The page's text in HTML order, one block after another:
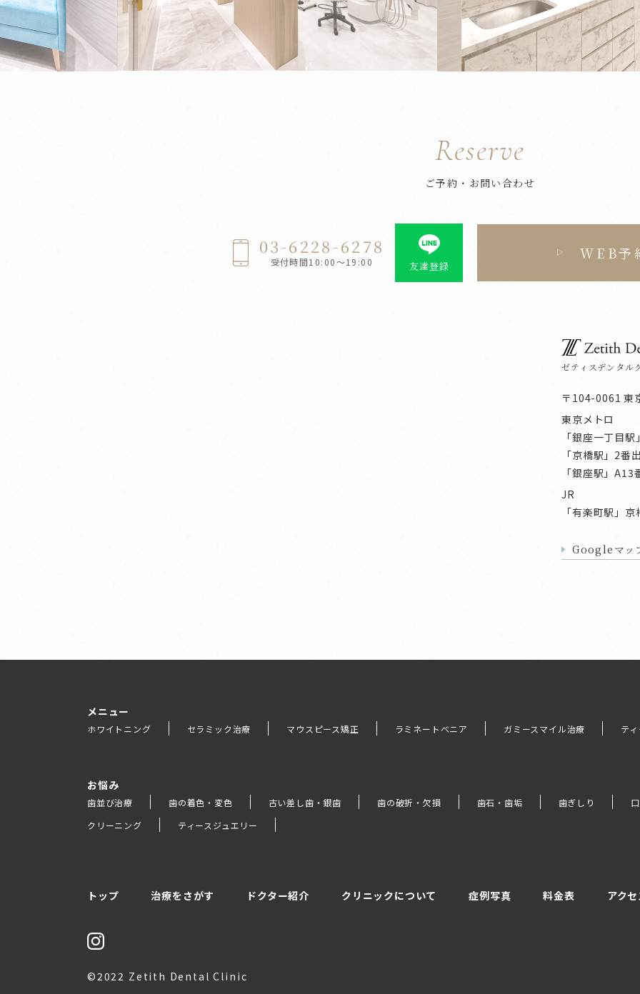
Reserve
ご予約・お問い合わせ
03-6228-6278
受付時間10:00～19:00 友達登録
WEB予
ゼティスデンタル
〒104-0061 東
東京メトロ
「銀座一丁目
「京橋駅」2番
「銀座駅」
JR
「有楽町駅」
Googleマッ
メニュー
ホワイトニング セラミック治療 マウスピース矯正 ラミネートベニア ガミースマイル治療 テ
お悩み
歯並び治療 歯の着色・変色 古い差し歯・銀歯 歯の破折・欠損 歯石・歯垢 歯ぎしり
クリーニング
ティースジュエリー
トップ 治療をさがす ドクター紹介 クリニックについて 症例写真 料金表 アク
©2022 Zetith Dental Clinic